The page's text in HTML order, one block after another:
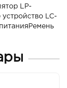
LP-
устройство LC-